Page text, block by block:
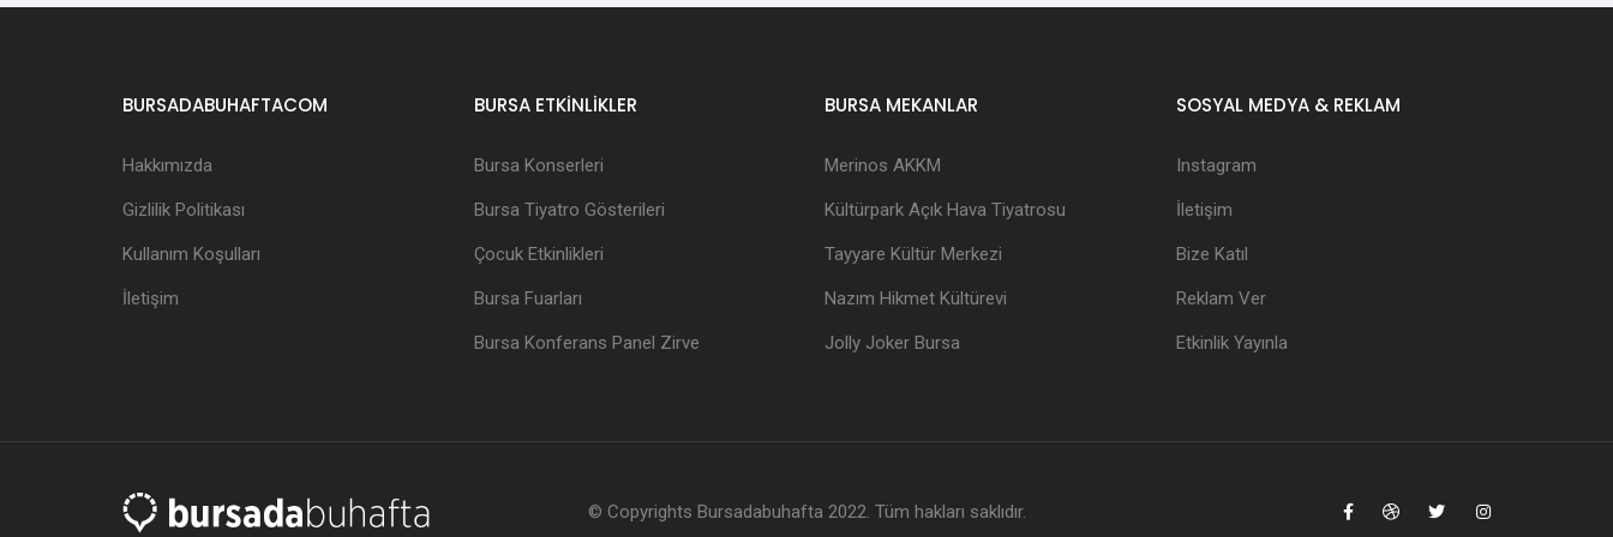
BURSADABUHAFTACOM
Hakkımızda
Gizlilik Politikası
Kullanım Koşulları
İletişim
BURSA ETKİNLİKLER
Bursa Konserleri
Bursa Tiyatro Gösterileri
Çocuk Etkinlikleri
Bursa Fuarları
Bursa Konferans Panel Zirve
BURSA MEKANLAR
Merinos AKKM
Kültürpark Açık Hava Tiyatrosu
Tayyare Kültür Merkezi
Nazım Hikmet Kültürevi
Jolly Joker Bursa
SOSYAL MEDYA & REKLAM
Instagram
İletişim
Bize Katıl
Reklam Ver
Etkinlik Yayınla
© Copyrights Bursadabuhafta 2022. Tüm hakları saklıdır.